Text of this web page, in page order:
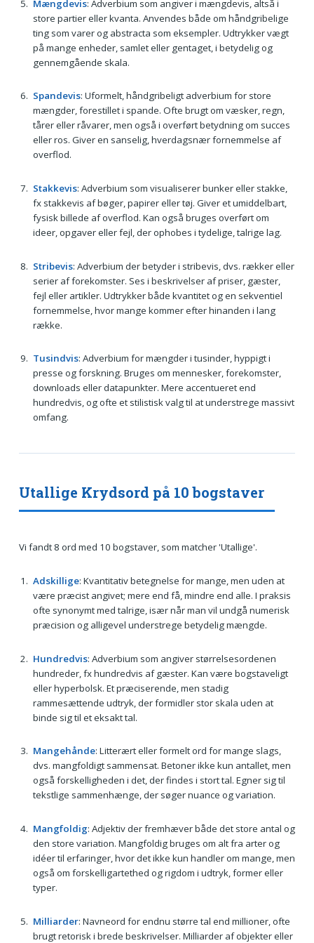
Mængdevis: Adverbium som angiver i mængdevis, altså i
store partier eller kvanta. Anvendes både om håndgribelige
ting som varer og abstracta som eksempler. Udtrykker vægt
på mange enheder, samlet eller gentaget, i betydelig og
gennemgående skala.
Spandevis: Uformelt, håndgribeligt adverbium for store
mængder, forestillet i spande. Ofte brugt om væsker, regn,
tårer eller råvarer, men også i overført betydning om succes
eller ros. Giver en sanselig, hverdagsnær fornemmelse af
overflod.
Stakkevis: Adverbium som visualiserer bunker eller stakke,
fx stakkevis af bøger, papirer eller tøj. Giver et umiddelbart,
fysisk billede af overflod. Kan også bruges overført om
ideer, opgaver eller fejl, der ophobes i tydelige, talrige lag.
Stribevis: Adverbium der betyder i stribevis, dvs. rækker eller
serier af forekomster. Ses i beskrivelser af priser, gæster,
fejl eller artikler. Udtrykker både kvantitet og en sekventiel
fornemmelse, hvor mange kommer efter hinanden i lang
række.
Tusindvis: Adverbium for mængder i tusinder, hyppigt i
presse og forskning. Bruges om mennesker, forekomster,
downloads eller datapunkter. Mere accentueret end
hundredvis, og ofte et stilistisk valg til at understrege massivt
omfang.
Utallige Krydsord på 10 bogstaver
Vi fandt 8 ord med 10 bogstaver, som matcher 'Utallige'.
Adskillige: Kvantitativ betegnelse for mange, men uden at
være præcist angivet; mere end få, mindre end alle. I praksis
ofte synonymt med talrige, især når man vil undgå numerisk
præcision og alligevel understrege betydelig mængde.
Hundredvis: Adverbium som angiver størrelsesordenen
hundreder, fx hundredvis af gæster. Kan være bogstaveligt
eller hyperbolsk. Et præciserende, men stadig
rammesættende udtryk, der formidler stor skala uden at
binde sig til et eksakt tal.
Mangehånde: Litterært eller formelt ord for mange slags,
dvs. mangfoldigt sammensat. Betoner ikke kun antallet, men
også forskelligheden i det, der findes i stort tal. Egner sig til
tekstlige sammenhænge, der søger nuance og variation.
Mangfoldig: Adjektiv der fremhæver både det store antal og
den store variation. Mangfoldig bruges om alt fra arter og
idéer til erfaringer, hvor det ikke kun handler om mange, men
også om forskelligartethed og rigdom i udtryk, former eller
typer.
Milliarder: Navneord for endnu større tal end millioner, ofte
brugt retorisk i brede beskrivelser. Milliarder af objekter eller